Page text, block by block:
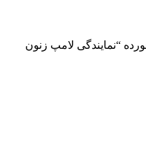
“نمایندگی لامپ زنون